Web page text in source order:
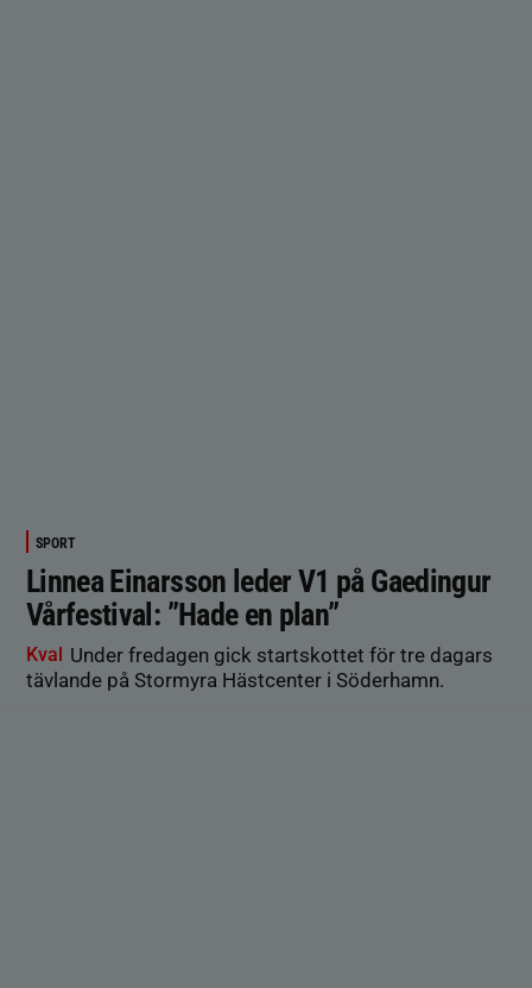
SPORT
Linnea Einarsson leder V1 på Gaedingur
Vårfestival: ”Hade en plan”
Kval Under fredagen gick startskottet för tre dagars
tävlande på Stormyra Hästcenter i Söderhamn.